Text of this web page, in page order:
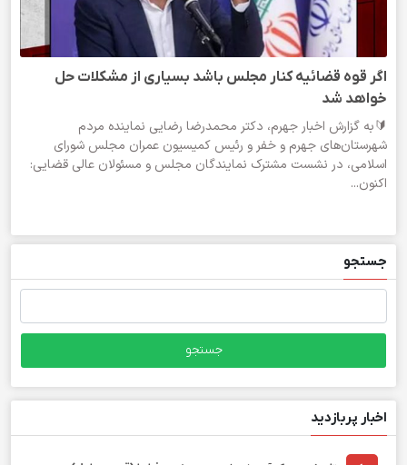
اگر قوه قضائیه کنار مجلس باشد بسیاری از مشکلات حل
خواهد شد
🔰به گزارش اخبار جهرم، دکتر محمدرضا رضایی نماینده مردم
شهرستان‌های جهرم و خفر و رئیس کمیسیون عمران مجلس شورای
اسلامی، در نشست مشترک نمایندگان مجلس و مسئولان عالی قضایی:
اکنون...
جستجو
جستجو
برای:
اخبار پربازدید